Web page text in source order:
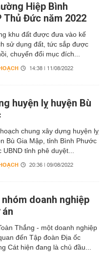
Hiệp Bình
Thủ Đức năm 2022
khu đất được đưa vào kế
sử dụng đất, tức sắp được
chuyển đổi mục đích...
14:38 | 11/08/2022
huyện lỵ huyện Bù
chung xây dựng huyện lỵ
Bù Gia Mập, tỉnh Bình Phước
UBND tỉnh phê duyệt...
20:36 | 09/08/2022
doanh nghiệp
Thắng - một doanh nghiệp
đến Tập đoàn Địa ốc
Cát hiện đang là chủ đầu...